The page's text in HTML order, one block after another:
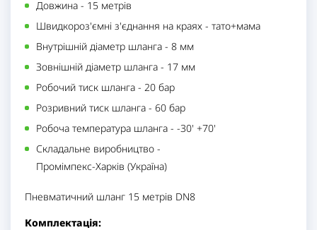
Пневматичний шланг 15 метрів DN8
Комплектація:
Довжина - 15 метрів
Швидкороз'ємні з'єднання на краях - тато+мама
Внутрішній діаметр шланга - 8 мм
Зовнішній діаметр шланга - 17 мм
Робочий тиск шланга - 20 бар
Розривний тиск шланга - 60 бар
Робоча температура шланга - -30' +70'
Складальне виробництво -
Промімпекс-Харків (Україна)